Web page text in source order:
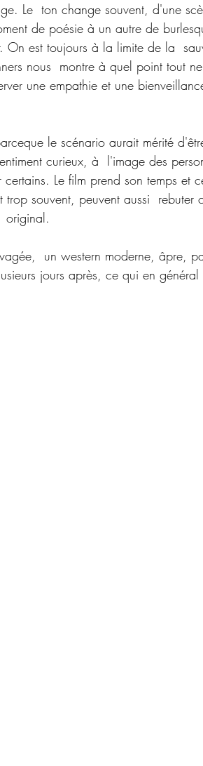
Le  ton change souvent, d'une
de poésie à un autre de
On est toujours à la limite de la
nous  montre à quel point tout
une empathie et une
le scénario aurait mérité
curieux, à  l'image des
Le film prend son temps et
souvent, peuvent aussi  rebuter
original.
un western moderne, âpre,
jours après, ce qui en général